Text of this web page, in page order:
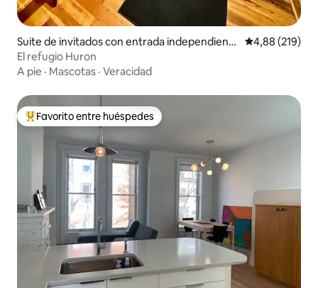
Suite de invitados con entrada independiente
en West Town
Calificación
4,88 (219)
El refugio Huron
A pie · Mascotas · Veracidad
Favorito entre los huéspedes más destacados
Favorito entre huéspedes